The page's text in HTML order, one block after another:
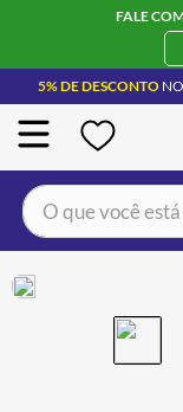
FALE
5% DE DESCONTO
O que você está
JAQUETA